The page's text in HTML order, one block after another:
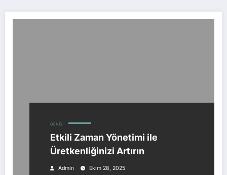
GENEL
Etkili Zaman Yönetimi ile
Üretkenliğinizi Artırın
Admin Ekim 28, 2025